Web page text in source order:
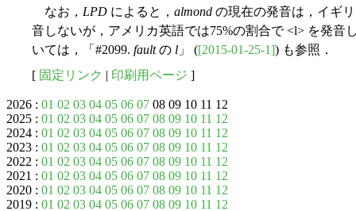
なお， LPD によると， almond の現在の発音は，イギリ
音しないが，アメリカ英語では75%の割合で <l> を発音
いては，「#2099. faultの l 」 ([2015-01-25-1]) も参照．
[ 固定リンク | 印刷用ページ ]
2026 : 01 02 03 04 05 06 07 08 09 10 11 12
2025 : 01 02 03 04 05 06 07 08 09 10 11 12
2024 : 01 02 03 04 05 06 07 08 09 10 11 12
2023 : 01 02 03 04 05 06 07 08 09 10 11 12
2022 : 01 02 03 04 05 06 07 08 09 10 11 12
2021 : 01 02 03 04 05 06 07 08 09 10 11 12
2020 : 01 02 03 04 05 06 07 08 09 10 11 12
2019 : 01 02 03 04 05 06 07 08 09 10 11 12